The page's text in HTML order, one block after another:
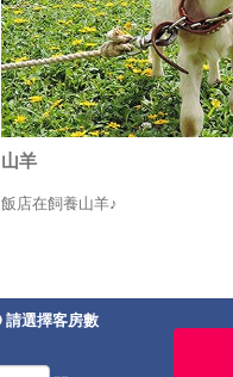
山羊
飯店在飼養山羊♪
請選擇客房數